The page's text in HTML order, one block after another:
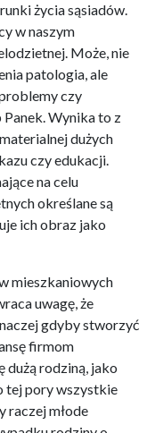
życia sąsiadów.
w naszym
Może, nie
patologia, ale
czy
Wynika to z
dużych
czy edukacji.
na celu
określane są
ich obraz jako
mieszkaniowych
uwagę, że
gdyby stworzyć
firmom
dużą rodziną, jako
tej pory wszystkie
raczej młode